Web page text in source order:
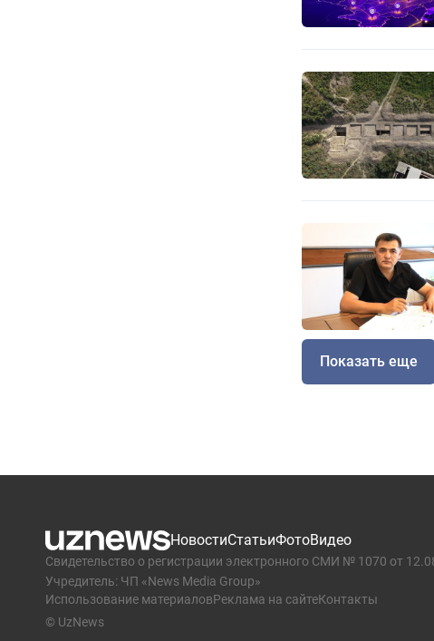
Показать еще
НовостиСтатьиФотоВидео
Свидетельство о регистрации электронного СМИ № 1070 от
Учредитель: ЧП «News Media Group»
Использование материаловРеклама на сайтеКонтакты
© UzNews